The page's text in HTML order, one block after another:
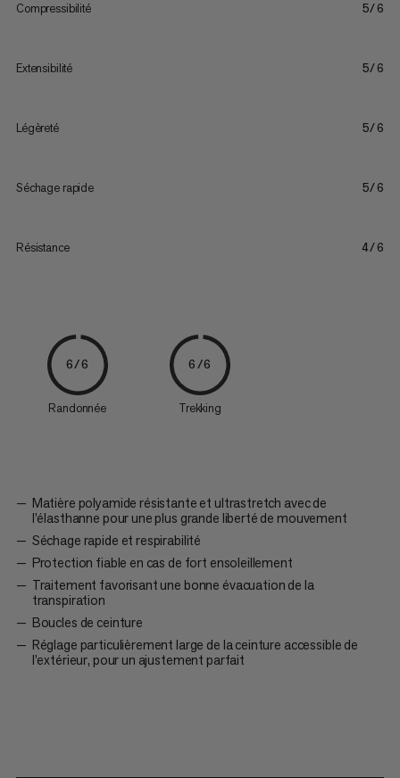
Compressibilité 5/6
Extensibilité 5/6
Légèreté 5/6
Séchage rapide 5/6
Résistance 4/6
6/6
Randonnée
6/6
Trekking
Matière polyamide résistante et ultrastretch avec de
l’élasthanne pour une plus grande liberté de mouvement
Séchage rapide et respirabilité
Protection fiable en cas de fort ensoleillement
Traitement favorisant une bonne évacuation de la
transpiration
Boucles de ceinture
Réglage particulièrement large de la ceinture accessible de
l’extérieur, pour un ajustement parfait